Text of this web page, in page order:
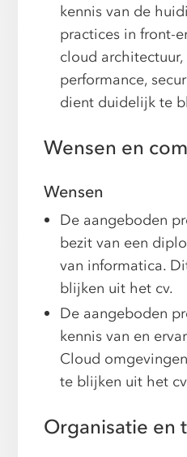
kennis van de
practices in front-
cloud
performance,
dient duidelijk te
Wensen en
Wensen
De aangeboden
bezit van een
van informatica.
blijken uit het cv.
De aangeboden
kennis van en
Cloud
te blijken uit het
Organisatie en